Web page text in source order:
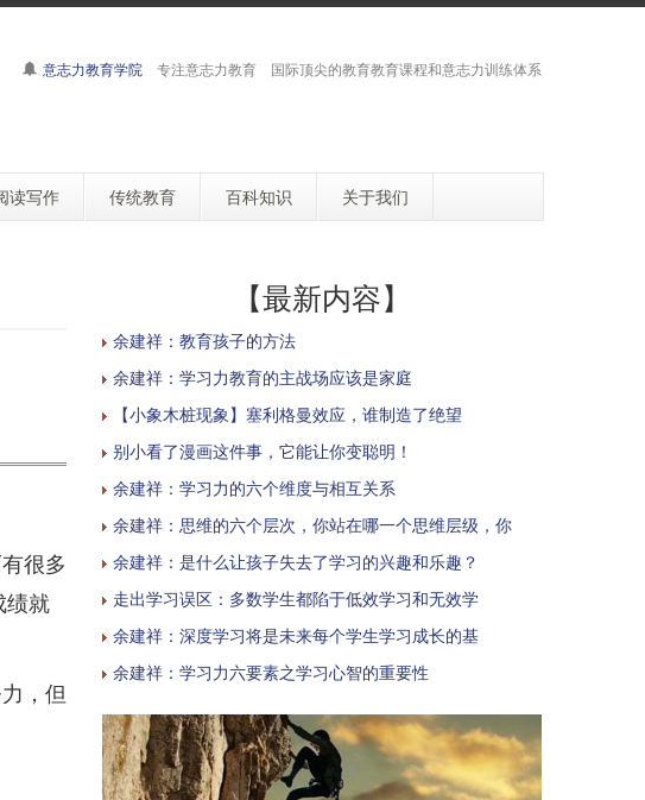
意志力教育学院 专注意志力教育 国际顶尖的教育教育课程和意志力训练体系
读写作 传统教育 百科知识 关于我们
很多
绩就
，但
【最新内容】
余建祥：教育孩子的方法
余建祥：学习力教育的主战场应该是家庭
【小象木桩现象】塞利格曼效应，谁制造了绝望
别小看了漫画这件事，它能让你变聪明！
余建祥：学习力的六个维度与相互关系
余建祥：思维的六个层次，你站在哪一个思维层级，你
余建祥：是什么让孩子失去了学习的兴趣和乐趣？
走出学习误区：多数学生都陷于低效学习和无效学
余建祥：深度学习将是未来每个学生学习成长的基
余建祥：学习力六要素之学习心智的重要性